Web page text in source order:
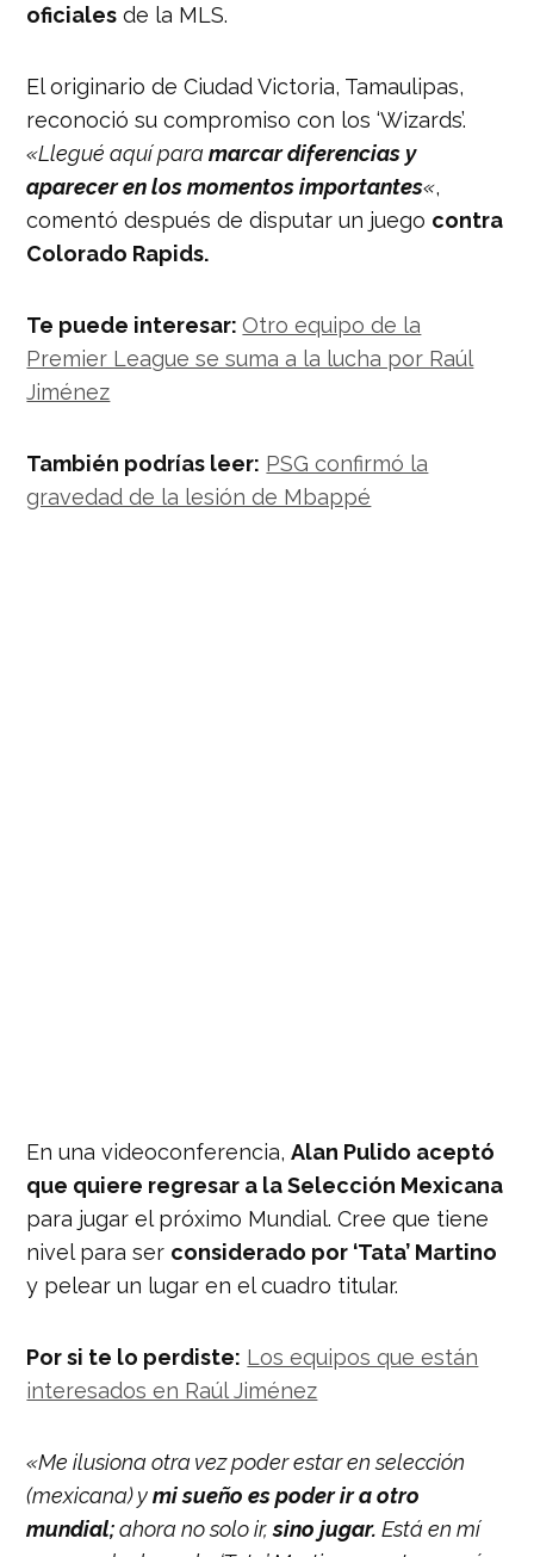
oficiales de la MLS.
El originario de Ciudad Victoria, Tamaulipas,
reconoció su compromiso con los ‘Wizards’.
«Llegué aquí paramarcar diferencias y
aparecer en los momentos importantes«,
comentó después de disputar un juego contra
Colorado Rapids.
Te puede interesar:Otro equipo de la
Premier League se suma a la lucha por Raúl
Jiménez
También podrías leer: PSG confirmó la
gravedad de la lesión de Mbappé
En una videoconferencia,Alan Pulido aceptó
que quiere regresar a la Selección Mexicana
para jugar el próximo Mundial. Cree que tiene
nivel para ser considerado por ‘Tata’ Martino
y pelear un lugar en el cuadro titular.
Por si te lo perdiste: Los equipos que están
interesados en Raúl Jiménez
«Me ilusiona otra vez poder estar en selección
(mexicana) ymi sueño es poder ir a otro
mundial;ahora no solo ir,sino jugar. Está en mí